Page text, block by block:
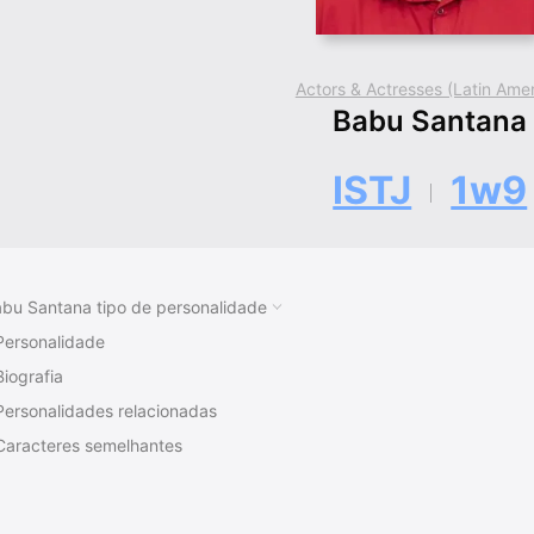
Actors & Actresses (Latin
Babu Santana
ISTJ 1w9
Santana tipo de personalidade
relacionadas
semelhantes